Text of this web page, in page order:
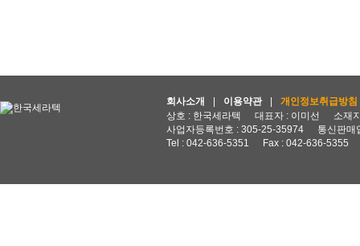
회사소개 이용약관
개인정보취급방침
상호 : 한국세라텍
대표자 : 이미선
소재
사업자등록번호 : 305-25-35974
통신판매
Tel : 042-636-5351
Fax : 042-636-5355